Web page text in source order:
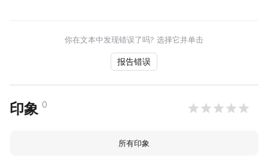
你在文本中发现错误了吗? 选择它并单击
报告错误
印象 0
所有印象